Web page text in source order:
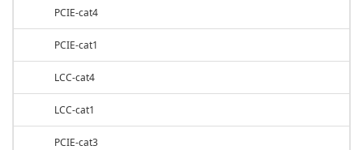
PCIE-cat4
PCIE-cat1
LCC-cat4
LCC-cat1
PCIE-cat3